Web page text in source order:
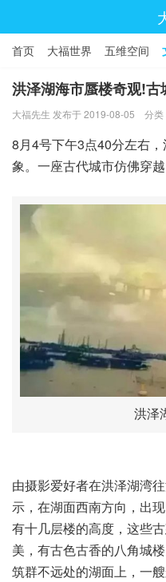
首页 大福世界 五维空间
洪泽湖海市蜃楼奇观!古
大福先生 发布于 2019-08-05 分类
8月4号下午3点40分左右
象。一座古代城市仿佛穿越
洪泽
由摄影爱好者在洪泽湖湾
示，在湖面西南方向，出
有十几层楼的高度，这些
美，有古色古香的八角城
筑群不远处的湖面上，一